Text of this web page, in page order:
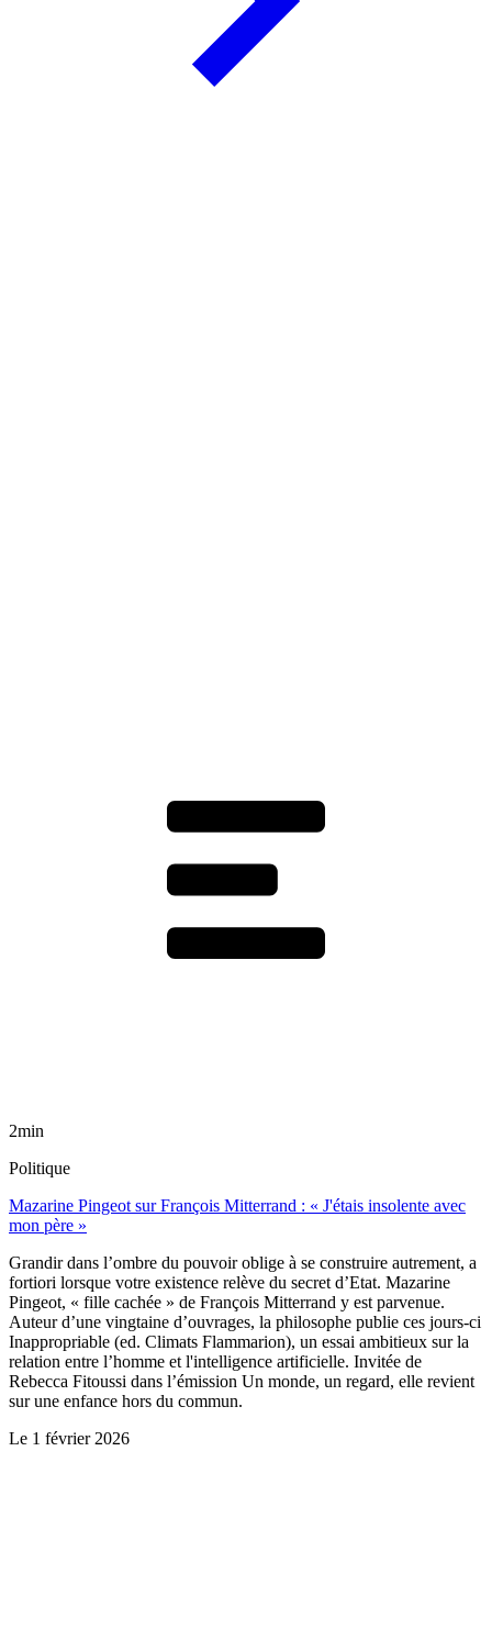
2min
Politique
Mazarine Pingeot sur François Mitterrand : « J'étais insolente avec
mon père »
Grandir dans l’ombre du pouvoir oblige à se construire autrement, a
fortiori lorsque votre existence relève du secret d’Etat. Mazarine
Pingeot, « fille cachée » de François Mitterrand y est parvenue.
Auteur d’une vingtaine d’ouvrages, la philosophe publie ces jours-ci
Inappropriable (ed. Climats Flammarion), un essai ambitieux sur la
relation entre l’homme et l'intelligence artificielle. Invitée de
Rebecca Fitoussi dans l’émission Un monde, un regard, elle revient
sur une enfance hors du commun.
Le 1 février 2026